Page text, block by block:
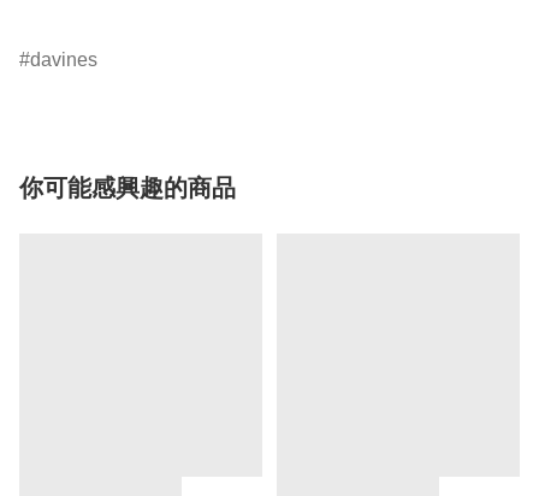
davines
你可能感興趣的商品